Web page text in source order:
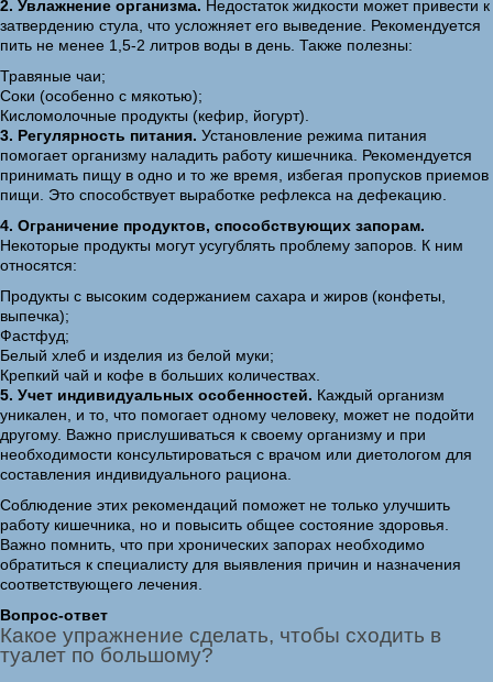
2. Увлажнение организма. Недостаток жидкости может привести к
затвердению стула, что усложняет его выведение. Рекомендуется
пить не менее 1,5-2 литров воды в день. Также полезны:
Травяные чаи;
Соки (особенно с мякотью);
Кисломолочные продукты (кефир, йогурт).
3. Регулярность питания. Установление режима питания
помогает организму наладить работу кишечника. Рекомендуется
принимать пищу в одно и то же время, избегая пропусков приемов
пищи. Это способствует выработке рефлекса на дефекацию.
4. Ограничение продуктов, способствующих запорам.
Некоторые продукты могут усугублять проблему запоров. К ним
относятся:
Продукты с высоким содержанием сахара и жиров (конфеты,
выпечка);
Фастфуд;
Белый хлеб и изделия из белой муки;
Крепкий чай и кофе в больших количествах.
5. Учет индивидуальных особенностей. Каждый организм
уникален, и то, что помогает одному человеку, может не подойти
другому. Важно прислушиваться к своему организму и при
необходимости консультироваться с врачом или диетологом для
составления индивидуального рациона.
Соблюдение этих рекомендаций поможет не только улучшить
работу кишечника, но и повысить общее состояние здоровья.
Важно помнить, что при хронических запорах необходимо
обратиться к специалисту для выявления причин и назначения
соответствующего лечения.
Вопрос-ответ
Какое упражнение сделать, чтобы сходить в
туалет по большому?